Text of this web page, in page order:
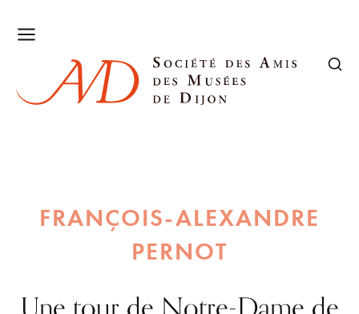
FRANÇOIS-ALEXANDRE
PERNOT